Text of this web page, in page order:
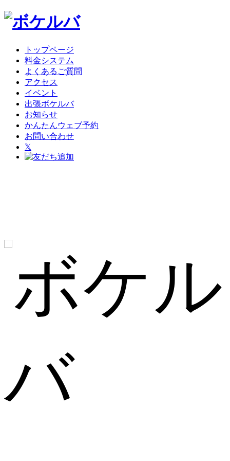
トップページ
料金システム
よくあるご質問
アクセス
イベント
出張ボケルバ
お知らせ
かんたんウェブ予約
お問い合わせ
𝕏